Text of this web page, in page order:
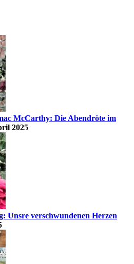
McCarthy: Die Abendröte im
2025
Unsre verschwundenen Herzen